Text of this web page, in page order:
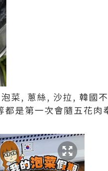
菜, 蔥絲, 沙拉, 韓國
是第一次會隨五花肉